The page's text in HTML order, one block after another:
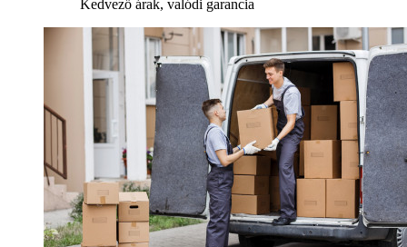
Kedvező árak, valódi garancia